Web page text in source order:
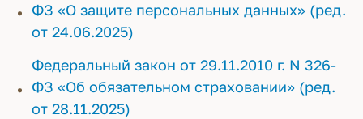
ФЗ «О защите персональных данных» (ред.
от 24.06.2025)
Федеральный закон от 29.11.2010 г. N 326-
ФЗ «Об обязательном страховании» (ред.
от 28.11.2025)